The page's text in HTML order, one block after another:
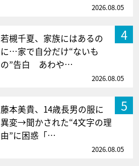
2026.08.05
4
若槻千夏、家族にはあるの
に…家で自分だけ“ないも
の”告白 あわや…
2026.08.05
5
藤本美貴、14歳長男の服に
異変→聞かされた“4文字の理
由”に困惑「…
2026.08.05